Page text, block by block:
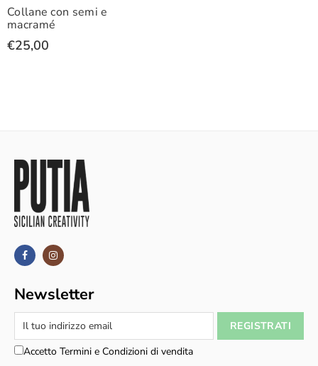
Collane con semi e
macramé
€25,00
Newsletter
Accetto Termini e Condizioni di vendita